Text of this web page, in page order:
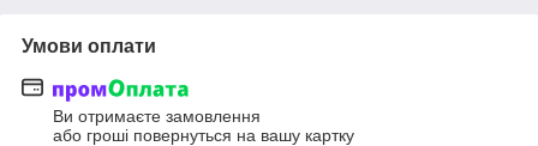
Умови оплати
Ви отримаєте замовлення
або гроші повернуться на вашу картку